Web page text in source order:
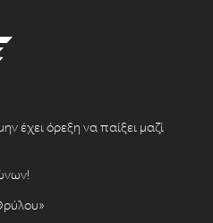
έχει όρεξη να παίξει μαζί